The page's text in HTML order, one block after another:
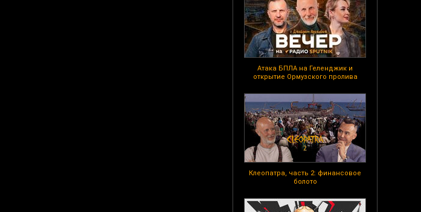
Атака БПЛА на Геленджик и
открытие Ормузского пролива
Клеопатра, часть 2: финансовое
болото